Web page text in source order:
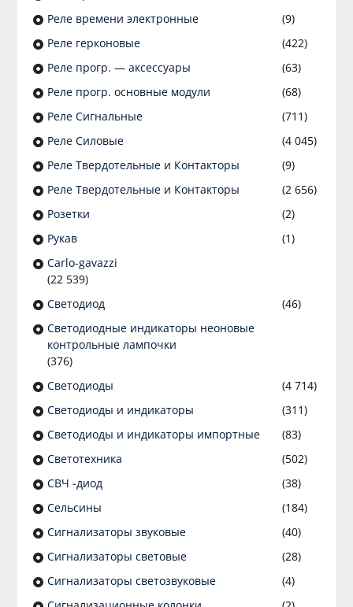
Реле времени электронные
(9)
Реле герконовые
(422)
Реле прогр. — аксессуары
(63)
Реле прогр. основные модули
(68)
Реле Сигнальные
(711)
Реле Силовые
(4 045)
Реле Твердотельные и Контакторы
(9)
Реле Твердотельные и Контакторы
(2 656)
Розетки
(2)
Рукав
(1)
Сarlo-gavazzi
(22 539)
Светодиод
(46)
Светодиодные индикаторы неоновые
контрольные лампочки
(376)
Светодиоды
(4 714)
Светодиоды и индикаторы
(311)
Светодиоды и индикаторы импортные
(83)
Светотехника
(502)
СВЧ -диод
(38)
Сельсины
(184)
Сигнализаторы звуковые
(40)
Сигнализаторы световые
(28)
Сигнализаторы светозвуковые
(4)